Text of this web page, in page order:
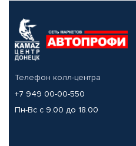
Телефон колл-центра
+7 949 00-00-550
Пн-Вс с 9.00 до 18.00